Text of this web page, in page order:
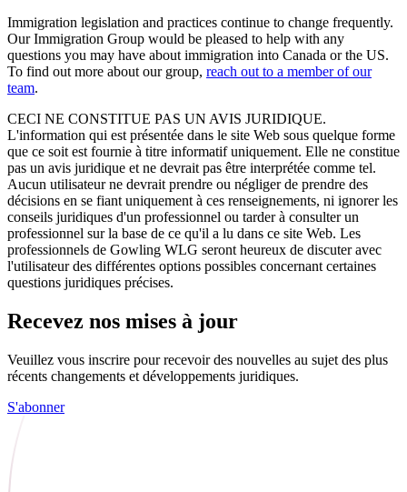
Immigration legislation and practices continue to change frequently.
Our Immigration Group would be pleased to help with any
questions you may have about immigration into Canada or the US.
To find out more about our group, reach out to a member of our
team.
CECI NE CONSTITUE PAS UN AVIS JURIDIQUE.
L'information qui est présentée dans le site Web sous quelque forme
que ce soit est fournie à titre informatif uniquement. Elle ne constitue
pas un avis juridique et ne devrait pas être interprétée comme tel.
Aucun utilisateur ne devrait prendre ou négliger de prendre des
décisions en se fiant uniquement à ces renseignements, ni ignorer les
conseils juridiques d'un professionnel ou tarder à consulter un
professionnel sur la base de ce qu'il a lu dans ce site Web. Les
professionnels de Gowling WLG seront heureux de discuter avec
l'utilisateur des différentes options possibles concernant certaines
questions juridiques précises.
Recevez nos mises à jour
Veuillez vous inscrire pour recevoir des nouvelles au sujet des plus
récents changements et développements juridiques.
S'abonner